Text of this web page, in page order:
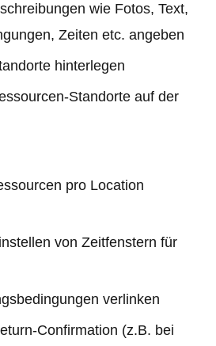
wie Fotos, Text,
Zeiten etc. angeben
hinterlegen
Standorte auf der
pro Location
von Zeitfenstern für
verlinken
Confirmation (z.B. bei